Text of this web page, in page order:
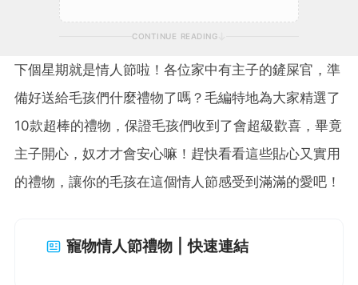
CONTINUE READING
下個星期就是情人節啦！各位家中有主子的鏟屎官，準
備好送給毛孩們什麼禮物了嗎？毛編特地為大家精選了
10款超棒的禮物，保證毛孩們收到了會超級歡喜，畢竟
主子開心，奴才才會安心嘛！趕快看看這些貼心又實用
的禮物，讓你的毛孩在這個情人節感受到滿滿的愛吧！
寵物情人節禮物 | 快速連結